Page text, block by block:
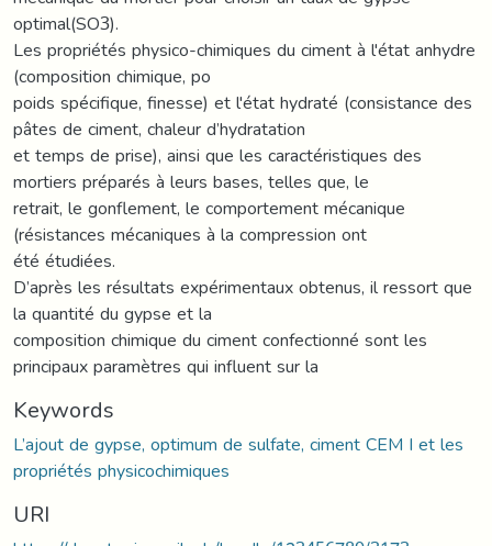
optimal(SO3).
Les propriétés physico-chimiques du ciment à l'état anhydre
(composition chimique, po
poids spécifique, finesse) et l'état hydraté (consistance des
pâtes de ciment, chaleur d’hydratation
et temps de prise), ainsi que les caractéristiques des
mortiers préparés à leurs bases, telles que, le
retrait, le gonflement, le comportement mécanique
(résistances mécaniques à la compression ont
été étudiées.
D’après les résultats expérimentaux obtenus, il ressort que
la quantité du gypse et la
composition chimique du ciment confectionné sont les
principaux paramètres qui influent sur la
Keywords
L’ajout de gypse, optimum de sulfate, ciment CEM I et les
propriétés physicochimiques
URI